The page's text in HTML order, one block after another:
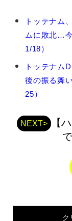
ク
ア
ン・
の
関
トッテナム
ムに敗北…
1/18）
トッテナム
後の振る舞
25）
NEXT>
【
ク